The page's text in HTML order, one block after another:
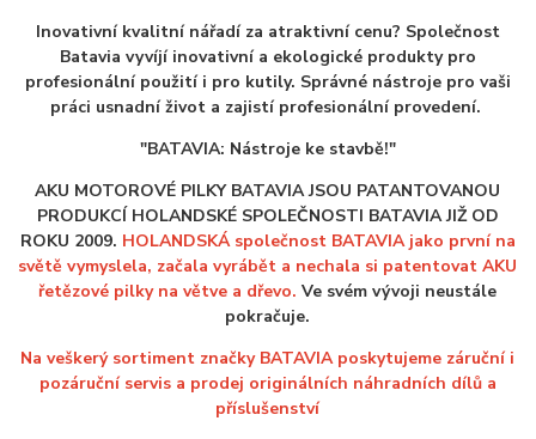
Inovativní kvalitní nářadí za atraktivní cenu? Společnost
Batavia vyvíjí inovativní a ekologické produkty pro
profesionální použití i pro kutily. Správné nástroje pro vaši
práci usnadní život a zajistí profesionální provedení.
"BATAVIA: Nástroje ke stavbě!"
AKU MOTOROVÉ PILKY BATAVIA JSOU PATANTOVANOU
PRODUKCÍ HOLANDSKÉ SPOLEČNOSTI BATAVIA JIŽ OD
ROKU 2009. HOLANDSKÁ společnost BATAVIA jako první na
světě vymyslela, začala vyrábět a nechala si patentovat AKU
řetězové pilky na větve a dřevo. Ve svém vývoji neustále
pokračuje.
Na veškerý sortiment značky BATAVIA poskytujeme záruční i
pozáruční servis a prodej originálních náhradních dílů a
příslušenství